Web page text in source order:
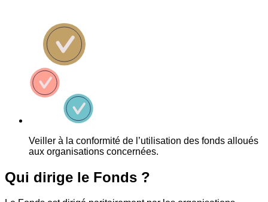
Veiller à la conformité de l’utilisation des fonds alloués
aux organisations concernées.
Qui dirige le Fonds ?